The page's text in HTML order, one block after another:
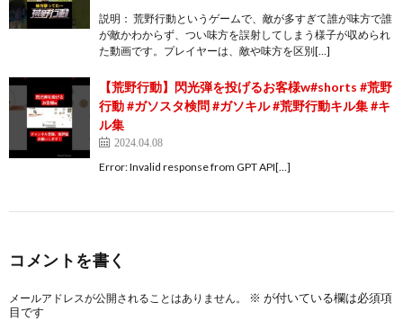
説明： 荒野行動というゲームで、敵が多すぎて誰が味方で誰
が敵かわからず、つい味方を誤射してしまう様子が収められ
た動画です。プレイヤーは、敵や味方を区別[…]
【荒野行動】閃光弾を投げるお客様w#shorts #荒野
行動 #ガソスタ検問 #ガソキル #荒野行動キル集 #キ
ル集
2024.04.08
Error: Invalid response from GPT API[…]
コメントを書く
メールアドレスが公開されることはありません。 ※ が付いている欄は必須項
目です